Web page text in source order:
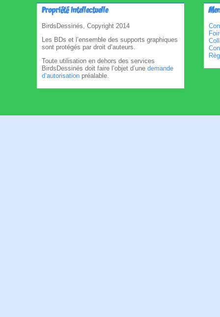
Propriété intellectuelle
BirdsDessinés, Copyright 2014
Les BDs et l’ensemble des supports graphiques
sont protégés par droit d’auteurs.
Toute utilisation en dehors des services
BirdsDessinés doit faire l’objet d’une demande
d’autorisation préalable.